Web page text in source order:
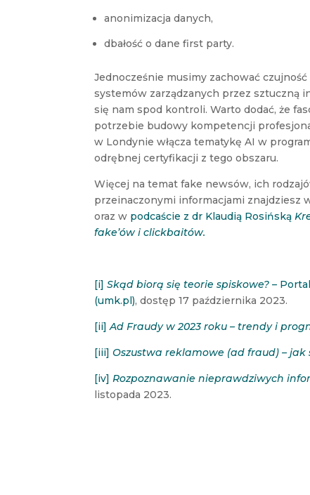
anonimizacja danych,
dbałość o dane first party.
Jednocześnie musimy zachować
systemów zarządzanych przez sztuczną
się nam spod kontroli. Warto dodać, że
potrzebie budowy kompetencji
w Londynie włącza tematykę AI w
odrębnej certyfikacji z tego obszaru.
Więcej na temat fake newsów, ich
przeinaczonymi informacjami znajdziesz
oraz w podcaście z dr Klaudią Rosińską
fake’ów i clickbaitów.
[i] Skąd biorą się teorie spiskowe? –
(umk.pl), dostęp 17 października 2023.
[ii] Ad Fraudy w 2023 roku – trendy i
[iii] Oszustwa reklamowe (ad fraud) –
[iv] Rozpoznawanie nieprawdziwych
listopada 2023.